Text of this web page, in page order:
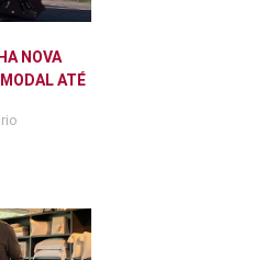
NOVA
ATÉ